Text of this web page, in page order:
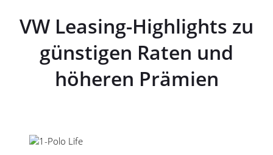
VW Leasing-Highlights zu
günstigen Raten und
höheren Prämien